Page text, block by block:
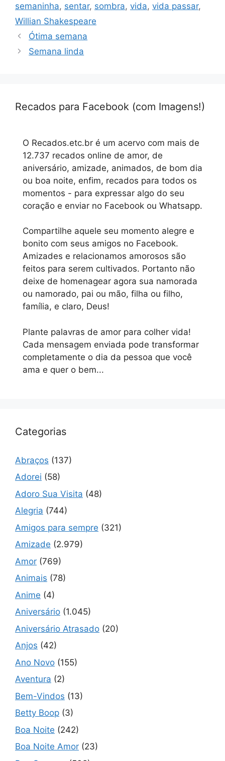
semaninha, sentar, sombra, vida, vida passar,
Willian Shakespeare
Ótima semana
Semana linda
Recados para Facebook (com Imagens!)
O Recados.etc.br é um acervo com mais de
12.737 recados online de amor, de
aniversário, amizade, animados, de bom dia
ou boa noite, enfim, recados para todos os
momentos - para expressar algo do seu
coração e enviar no Facebook ou Whatsapp.
Compartilhe aquele seu momento alegre e
bonito com seus amigos no Facebook.
Amizades e relacionamos amorosos são
feitos para serem cultivados. Portanto não
deixe de homenagear agora sua namorada
ou namorado, pai ou mão, filha ou filho,
família, e claro, Deus!
Plante palavras de amor para colher vida!
Cada mensagem enviada pode transformar
completamente o dia da pessoa que você
ama e quer o bem...
Categorias
Abraços (137)
Adorei (58)
Adoro Sua Visita (48)
Alegria (744)
Amigos para sempre (321)
Amizade (2.979)
Amor (769)
Animais (78)
Anime (4)
Aniversário (1.045)
Aniversário Atrasado (20)
Anjos (42)
Ano Novo (155)
Aventura (2)
Bem-Vindos (13)
Betty Boop (3)
Boa Noite (242)
Boa Noite Amor (23)